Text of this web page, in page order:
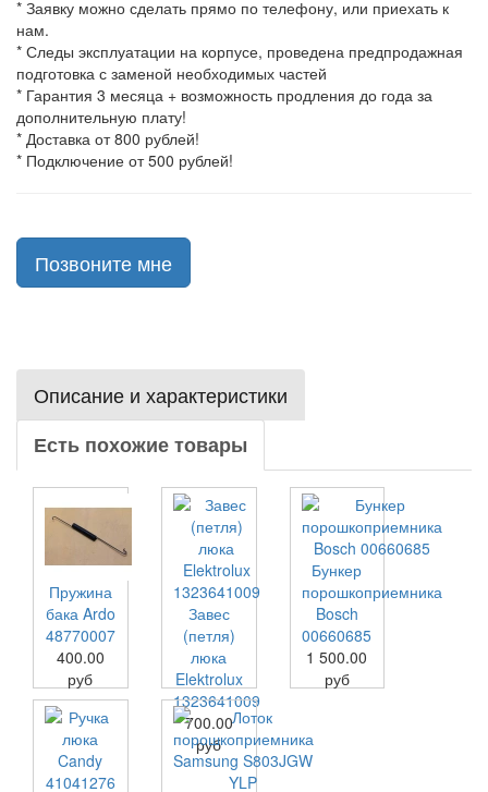
* Заявку можно сделать прямо по телефону, или приехать к
нам.
* Следы эксплуатации на корпусе, проведена предпродажная
подготовка с заменой необходимых частей
* Гарантия 3 месяца + возможность продления до года за
дополнительную плату!
* Доставка от 800 рублей!
* Подключение от 500 рублей!
Позвоните мне
Описание и характеристики
Есть похожие товары
Пружина
бака Ardo
48770007
400.00
руб
Завес
(петля)
люка
Elektrolux
1323641009
700.00
руб
Бункер
порошкоприемника
Bosch
00660685
1 500.00
руб